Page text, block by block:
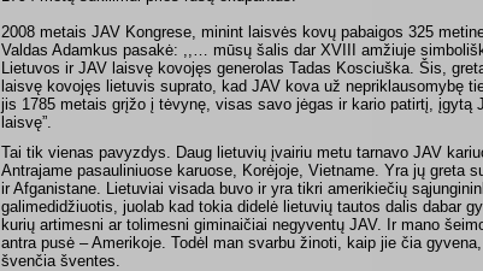
2008 metais JAV Kongrese, minint laisvės kovų pabaigos 325
Valdas Adamkus pasakė: ,,… mūsų šalis dar XVIII amžiuje
Lietuvos ir JAV laisvę kovojęs generolas Tadas Kosciuška. Šis,
laisvę kovojęs lietuvis suprato, kad JAV kova už nepriklausomybę
jis 1785 metais grįžo į tėvynę, visas savo jėgas ir kario patirtį, įgytą
laisvę”.
Tai tik vienas pavyzdys. Daug lietuvių įvairiu metu tarnavo JAV
Antrajame pasauliniuose karuose, Korėjoje, Vietname. Yra jų greta
ir Afganistane. Lietuviai visada buvo ir yra tikri amerikiečių
galimedidžiuotis, juolab kad tokia didelė lietuvių tautos dalis dabar
kurių artimesni ar tolimesni giminaičiai negyventų JAV. Ir mano
antra pusė – Amerikoje. Todėl man svarbu žinoti, kaip jie čia
švenčia šventes.